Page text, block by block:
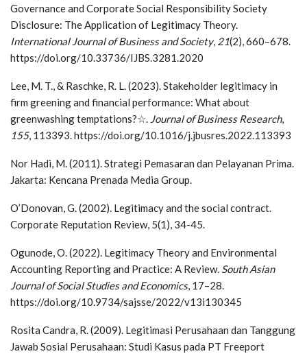
Governance and Corporate Social Responsibility Society
Disclosure: The Application of Legitimacy Theory.
International Journal of Business and Society, 21(2), 660–678.
https://doi.org/10.33736/IJBS.3281.2020
Lee, M. T., & Raschke, R. L. (2023). Stakeholder legitimacy in
firm greening and financial performance: What about
greenwashing temptations?☆. Journal of Business Research,
155, 113393. https://doi.org/10.1016/j.jbusres.2022.113393
Nor Hadi, M. (2011). Strategi Pemasaran dan Pelayanan Prima.
Jakarta: Kencana Prenada Media Group.
O’Donovan, G. (2002). Legitimacy and the social contract.
Corporate Reputation Review, 5(1), 34-45.
Ogunode, O. (2022). Legitimacy Theory and Environmental
Accounting Reporting and Practice: A Review. South Asian
Journal of Social Studies and Economics, 17–28.
https://doi.org/10.9734/sajsse/2022/v13i130345
Rosita Candra, R. (2009). Legitimasi Perusahaan dan Tanggung
Jawab Sosial Perusahaan: Studi Kasus pada PT Freeport